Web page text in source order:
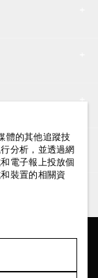
體的其他追蹤技
分析，並透過網
電子報上投放個
裝置的相關資